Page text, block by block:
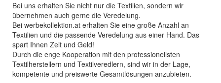
Bei uns erhalten Sie nicht nur die Textilien, sondern wir
übernehmen auch gerne die Veredelung.
Bei werbekollektion.at erhalten Sie eine große Anzahl an
Textilien und die passende Veredelung aus einer Hand. Das
spart Ihnen Zeit und Geld!
Durch die enge Kooperation mit den professionellsten
Textilherstellern und Textilveredlern, sind wir in der Lage,
kompetente und preiswerte Gesamtlösungen anzubieten.